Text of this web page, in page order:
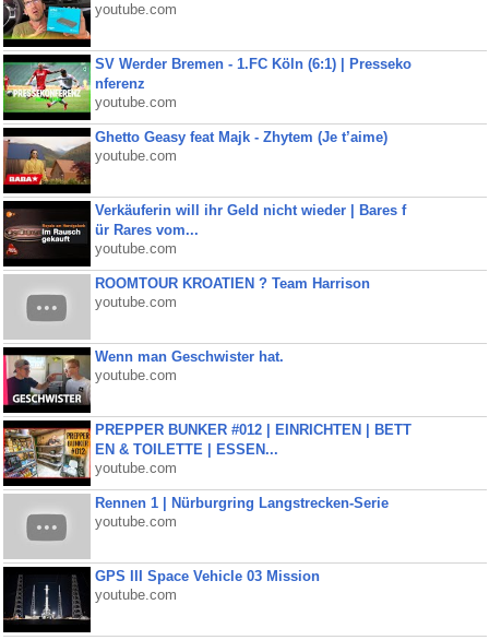
youtube.com
SV Werder Bremen - 1.FC Köln (6:1) | Presseko
nferenz
youtube.com
Ghetto Geasy feat Majk - Zhytem (Je t’aime)
youtube.com
Verkäuferin will ihr Geld nicht wieder | Bares f
ür Rares vom...
youtube.com
ROOMTOUR KROATIEN ? Team Harrison
youtube.com
Wenn man Geschwister hat.
youtube.com
PREPPER BUNKER #012 | EINRICHTEN | BETT
EN & TOILETTE | ESSEN...
youtube.com
Rennen 1 | Nürburgring Langstrecken-Serie
youtube.com
GPS III Space Vehicle 03 Mission
youtube.com